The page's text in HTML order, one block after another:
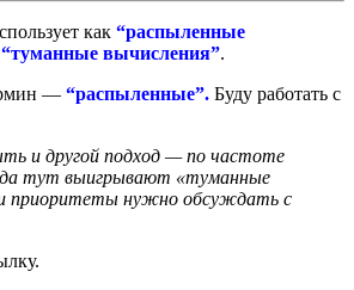
как “распыленные
“туманные вычисления”.
— “распыленные”. Буду работать с
и другой подход — по частоте
тут выигрывают «туманные
приоритеты нужно обсуждать с